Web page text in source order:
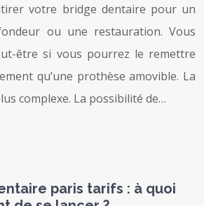
votre bridge dentaire pour un
ou une restauration. Vous
être si vous pourrez le remettre
qu’une prothèse amovible. La
complexe. La possibilité de…
paris tarifs : à quoi